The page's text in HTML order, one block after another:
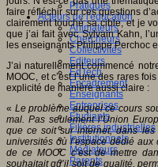
Pratiques
Acteurs de l'éducation
Animateurs
Chercheurs
Collectivités
Editeurs
EdTech
Encadrement
Enseignants
Entreprises
Etudiants
Filières industrielles
Institutionnels
Médiateurs
Parents
faire réfléchir sur ces questions
clairement touché sa cible, et je
que j’ai fait avec Sylvain Kahn,
les enseignants Philippe Perchoc
J’ai naturellement commencé
MOOC, et c’est l’une des rares
explicité de manière aussi claire :
« Le problème auquel ce cours
mal. Pas seulement l’Union
que ce soit sur internet, dans
universités où l’espace dédié
de ce MOOC c’est de mettre
souhaitait qu’il soit de qualité,